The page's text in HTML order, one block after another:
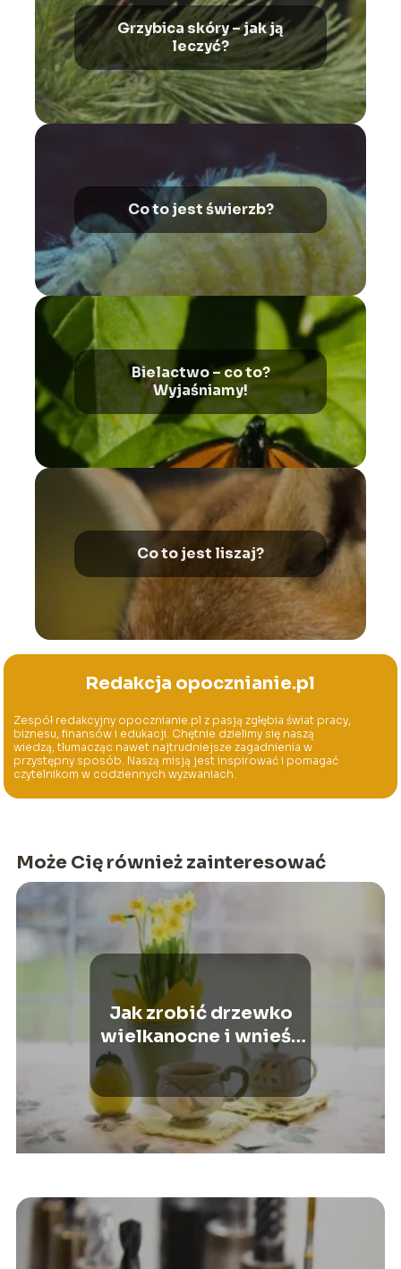
Grzybica skóry – jak ją
leczyć?
Co to jest świerzb?
Bielactwo – co to?
Wyjaśniamy!
Co to jest liszaj?
Redakcja opocznianie.pl
Zespół redakcyjny opocznianie.pl z pasją zgłębia świat pracy,
biznesu, finansów i edukacji. Chętnie dzielimy się naszą
wiedzą, tłumacząc nawet najtrudniejsze zagadnienia w
przystępny sposób. Naszą misją jest inspirować i pomagać
czytelnikom w codziennych wyzwaniach.
Może Cię również zainteresować
Jak zrobić drzewko
wielkanocne i wnieść
do domu powiew
wiosny?